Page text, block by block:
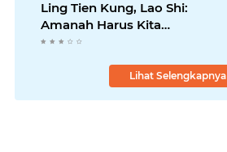
Ling Tien Kung, Lao Shi:
Amanah Harus Kita
Laksanakan!
Lihat Selengkapnya